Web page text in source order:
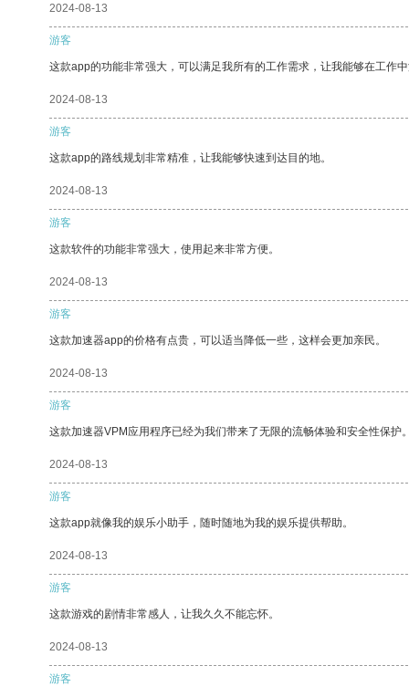
2024-08-13
游客
这款app的功能非常强大，可以满足我所有的工作需求，让我能够在工作
2024-08-13
游客
这款app的路线规划非常精准，让我能够快速到达目的地。
2024-08-13
游客
这款软件的功能非常强大，使用起来非常方便。
2024-08-13
游客
这款加速器app的价格有点贵，可以适当降低一些，这样会更加亲民。
2024-08-13
游客
这款加速器VPM应用程序已经为我们带来了无限的流畅体验和安全性保护
2024-08-13
游客
这款app就像我的娱乐小助手，随时随地为我的娱乐提供帮助。
2024-08-13
游客
这款游戏的剧情非常感人，让我久久不能忘怀。
2024-08-13
游客